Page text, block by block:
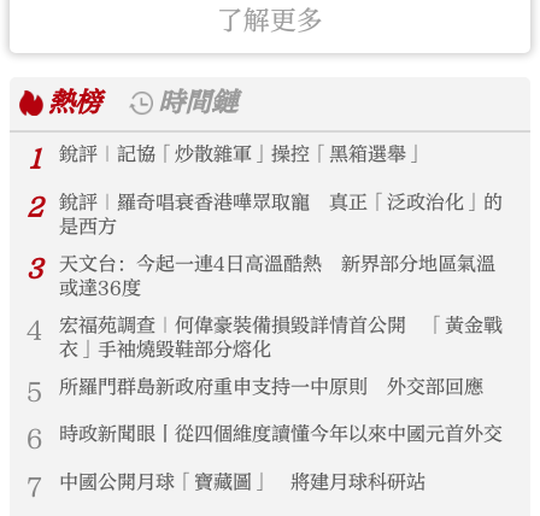
了解更多
熱榜
時間鏈
1
銳評｜記協「炒散雜軍」操控「黑箱選舉」
2
銳評｜羅奇唱衰香港嘩眾取寵 真正「泛政治化」的
是西方
3
天文台：今起一連4日高溫酷熱 新界部分地區氣溫
或達36度
4
宏福苑調查｜何偉豪裝備損毀詳情首公開 「黃金戰
衣」手袖燒毀鞋部分熔化
5 所羅門群島新政府重申支持一中原則 外交部回應
6 時政新聞眼丨從四個維度讀懂今年以來中國元首外交
7 中國公開月球「寶藏圖」 將建月球科研站